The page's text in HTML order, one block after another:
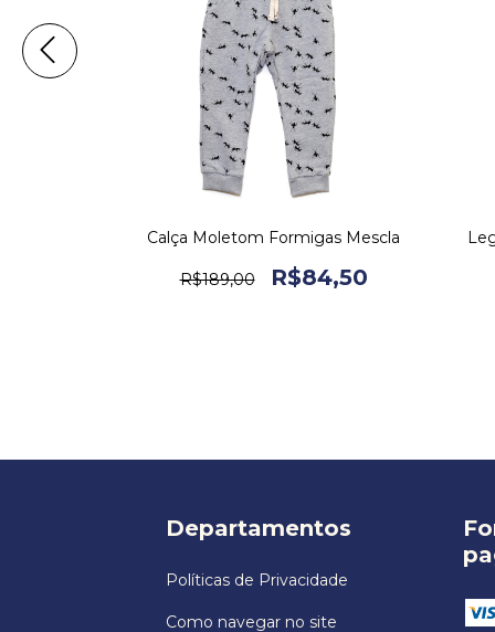
Calça Moletom Formigas Mescla
R$189,00 R$84,50
Departamentos
Políticas de Privacidade
Como navegar no site